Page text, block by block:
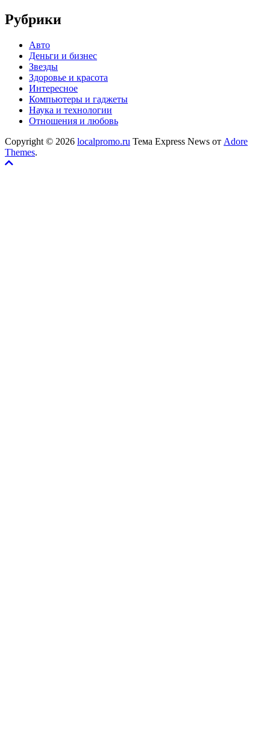
Рубрики
Авто
Деньги и бизнес
Звезды
Здоровье и красота
Интересное
Компьютеры и гаджеты
Наука и технологии
Отношения и любовь
Copyright © 2026 localpromo.ru Тема Express News от Adore
Themes.